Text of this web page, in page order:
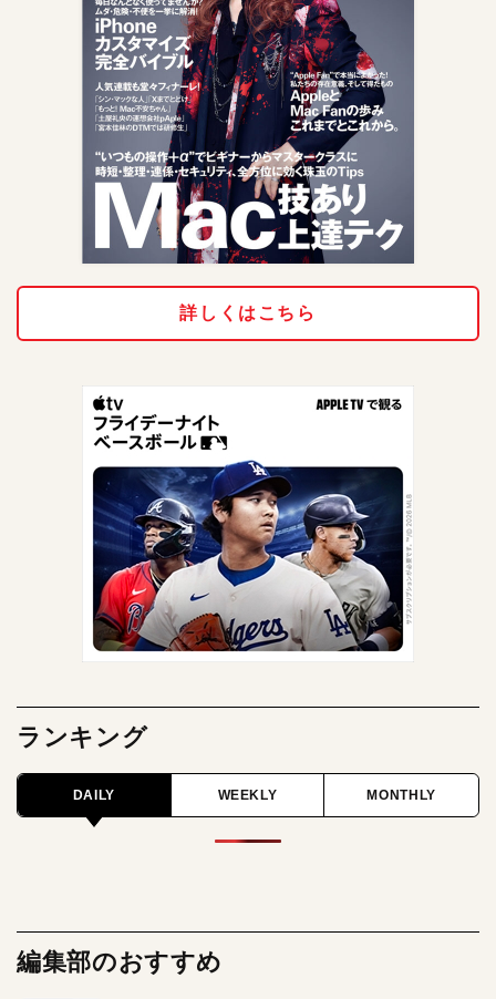
詳しくはこちら
ランキング
DAILY WEEKLY MONTHLY
編集部のおすすめ